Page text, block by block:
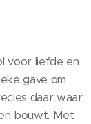
voor liefde en
gave om
daar waar
bouwt. Met